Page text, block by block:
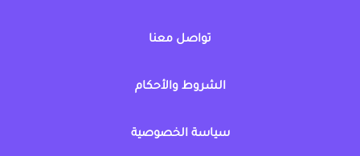
تواصل معنا
الشروط والأحكام
سياسة الخصوصية